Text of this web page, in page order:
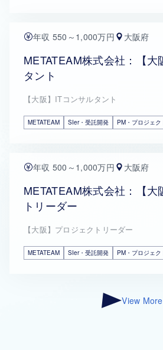
年収 550～1,000万円 大阪府
METATEAM株式会社：【
タント
【大阪】ITコンサルタント
METATEAM SIer・受託開発 PM・プロジェク
年収 500～1,000万円 大阪府
METATEAM株式会社：【大
トリーダー
【大阪】プロジェクトリーダー
METATEAM SIer・受託開発 PM・プロジェク
View More